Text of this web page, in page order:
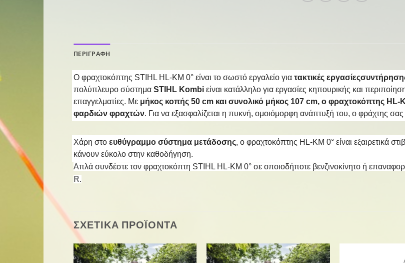
ΠΕΡΙΓΡΑΦΗ
Ο φραχτοκόπτης STIHL HL-KM 0° είναι το σωστό εργαλείο για τακτικές εργασίες
πολύπλευρο σύστημα STIHL Kombi είναι κατάλληλο για εργασίες κηπουρικής και
επαγγελματίες. Με μήκος κοπής 50 cm και συνολικό μήκος 107 cm, ο φραχτοκόπτης HL-
φαρδιών φραχτών. Για να εξασφαλίζεται η πυκνή, ομοιόμορφη ανάπτυξή του, ο φράχτης σας
Χάρη στο ευθύγραμμο σύστημα μετάδοσης, ο φραχτοκόπτης HL-KM 0° είναι εξαιρετικά
κάνουν εύκολο στην καθοδήγηση.
Απλά συνδέστε τον φραχτοκόπτη STIHL HL-KM 0° σε οποιοδήποτε βενζινοκίνητο ή
R.
ΣΧΕΤΙΚΑ ΠΡΟΪΟΝΤΑ